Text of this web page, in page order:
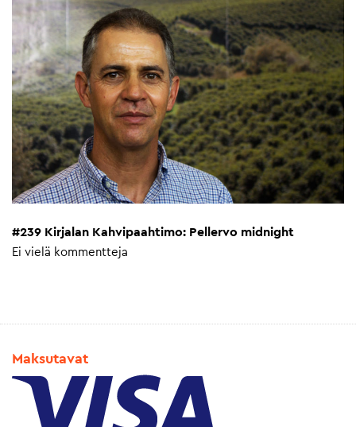
#239 Kirjalan Kahvipaahtimo: Pellervo midnight
Ei vielä kommentteja
Maksutavat